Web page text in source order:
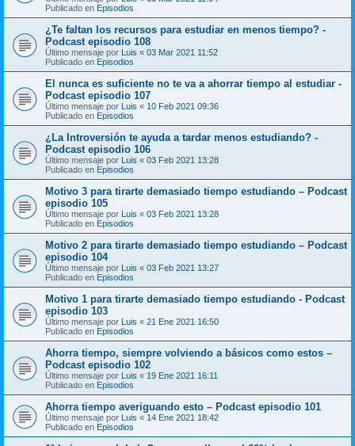
Publicado en Episodios
¿Te faltan los recursos para estudiar en menos tiempo? -
Podcast episodio 108
Último mensaje por Luis « 03 Mar 2021 11:52
Publicado en Episodios
El nunca es suficiente no te va a ahorrar tiempo al estudiar -
Podcast episodio 107
Último mensaje por Luis « 10 Feb 2021 09:36
Publicado en Episodios
¿La Introversión te ayuda a tardar menos estudiando? -
Podcast episodio 106
Último mensaje por Luis « 03 Feb 2021 13:28
Publicado en Episodios
Motivo 3 para tirarte demasiado tiempo estudiando – Podcast
episodio 105
Último mensaje por Luis « 03 Feb 2021 13:28
Publicado en Episodios
Motivo 2 para tirarte demasiado tiempo estudiando – Podcast
episodio 104
Último mensaje por Luis « 03 Feb 2021 13:27
Publicado en Episodios
Motivo 1 para tirarte demasiado tiempo estudiando - Podcast
episodio 103
Último mensaje por Luis « 21 Ene 2021 16:50
Publicado en Episodios
Ahorra tiempo, siempre volviendo a básicos como estos –
Podcast episodio 102
Último mensaje por Luis « 19 Ene 2021 16:11
Publicado en Episodios
Ahorra tiempo averiguando esto – Podcast episodio 101
Último mensaje por Luis « 14 Ene 2021 18:42
Publicado en Episodios